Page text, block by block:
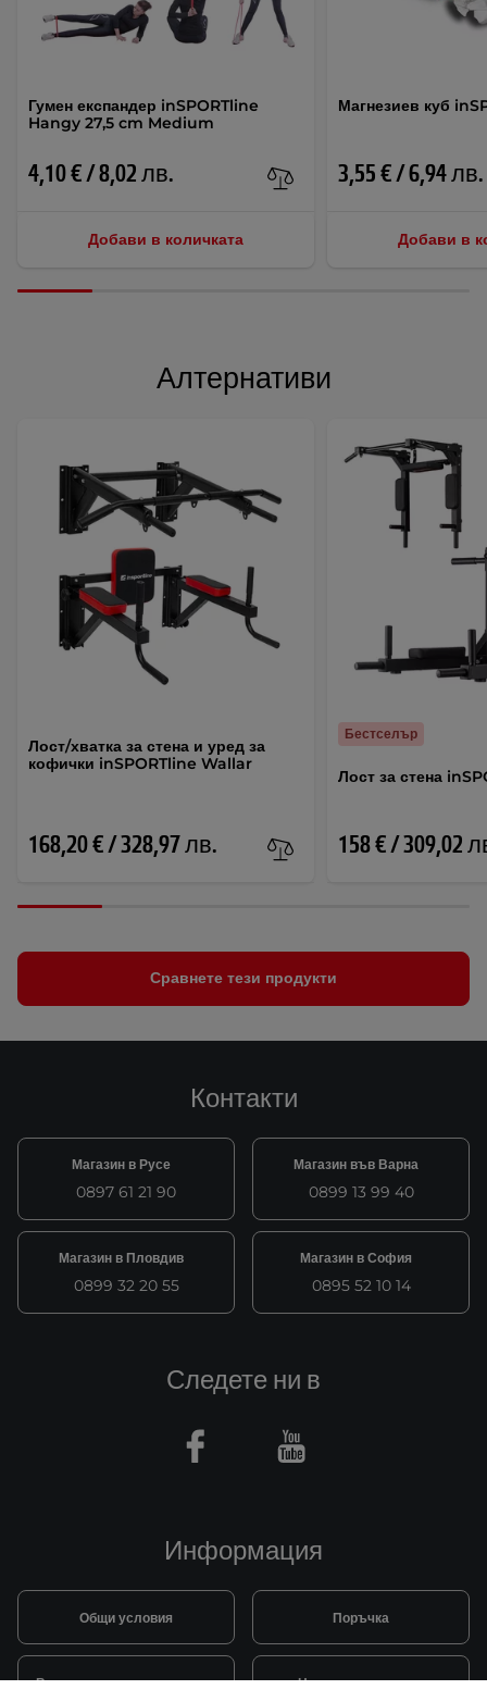
Гумен експандер inSPORTline
Hangy 27,5 cm Medium
4,10 € / 8,02 лв.
Добави в количката
Магнезиев куб
3,55 € / 6,94 лв.
Добави в
Алтернативи
Лост/хватка за стена и уред за
кофички inSPORTline Wallar
168,20 € / 328,97 лв.
Лост за стена
158 € / 309,02
Бестселър
Сравнете тези продукти
Контакти
Магазин в Русе
0897 61 21 90
Магазин във Варна
0899 13 99 40
Магазин в Пловдив
0899 32 20 55
Магазин в София
0895 52 10 14
Информация
Общи условия Поръчка
Видове и цена за транспорт Начини на плащане
Следете ни в
Facebook Youtube